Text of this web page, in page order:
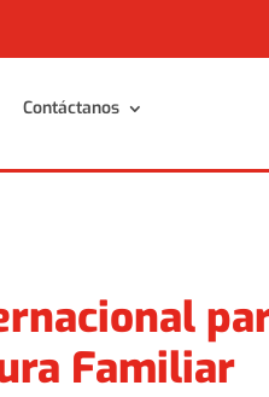
Contáctanos
Contáctanos
Familiar